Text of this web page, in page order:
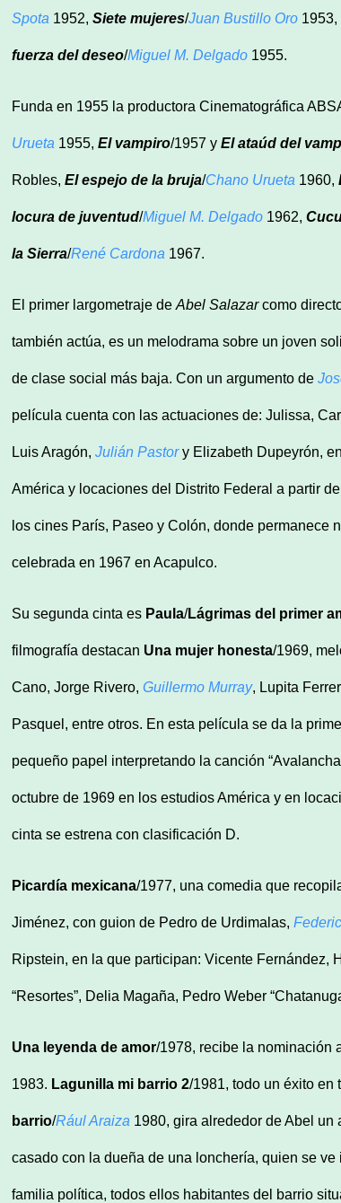
Spota 1952, Siete mujeres/Juan Bustillo Oro 1953,
fuerza del deseo/Miguel M. Delgado 1955.
Funda en 1955 la productora Cinematográfica
Urueta 1955, El vampiro/1957 y El ataúd del
Robles, El espejo de la bruja/Chano Urueta 1960,
locura de juventud/Miguel M. Delgado 1962,
la Sierra/René Cardona 1967.
El primer largometraje de Abel Salazarcomo
también actúa, es un melodrama sobre un joven
de clase social más baja. Con un argumento de
película cuenta con las actuaciones de: Julissa,
Luis Aragón, Julián Pastory Elizabeth Dupeyrón,
América y locaciones del Distrito Federal a partir
los cines París, Paseo y Colón, donde
celebrada en 1967 en Acapulco.
Su segunda cinta es Paula/Lágrimas del primer
filmografía destacan Una mujer honesta/1969,
Cano, Jorge Rivero, Guillermo Murray, Lupita
Pasquel, entre otros. En esta película se da la
pequeño papel interpretando la canción
octubre de 1969 en los estudios América y en
cinta se estrena con clasificación D.
Picardía mexicana/1977, una comedia que
Jiménez, con guion de Pedro de Urdimalas,
Ripstein, en la que participan: Vicente Fernández,
“Resortes”, Delia Magaña, Pedro Weber
Una leyenda de amor/1978, recibe la nominación
1983. Lagunilla mi barrio 2/1981, todo un éxito en
barrio/Rául Araiza 1980, gira alrededor de Abel
casado con la dueña de una lonchería, quien se
familia política, todos ellos habitantes del barrio